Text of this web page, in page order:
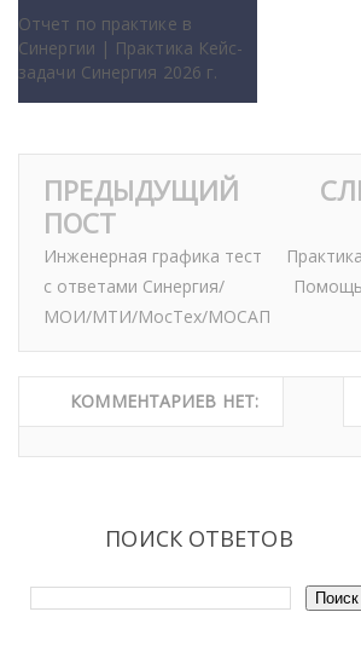
Отчет по практике в
Синергии | Практика Кейс-
задачи Синергия 2026 г.
ПРЕДЫДУЩИЙ
ПОСТ
Инженерная графика тест
с ответами Синергия/
МОИ/МТИ/МосТех/МОСАП
КОММЕНТАРИЕВ НЕТ:
ПОИСК ОТВЕТОВ